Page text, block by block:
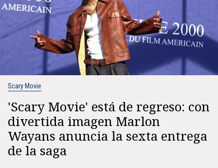
Scary Movie
'Scary Movie' está de regreso: con
divertida imagen Marlon
Wayans anuncia la sexta entrega
de la saga